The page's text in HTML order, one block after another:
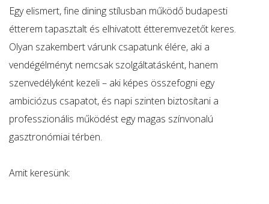
Egy elismert, fine dining stílusban működő budapesti
étterem tapasztalt és elhivatott étteremvezetőt keres.
Olyan szakembert várunk csapatunk élére, aki a
vendégélményt nemcsak szolgáltatásként, hanem
szenvedélyként kezeli – aki képes összefogni egy
ambiciózus csapatot, és napi szinten biztosítani a
professzionális működést egy magas színvonalú
gasztronómiai térben.
Amit keresünk: